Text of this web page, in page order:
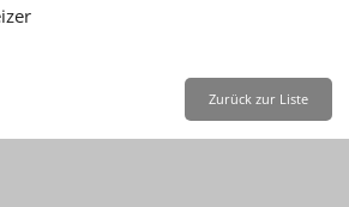
Leichte Sprache
Zurück zur Liste